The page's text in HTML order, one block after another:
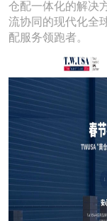
仓配一体化的解决
流协同的现代化全
配服务领跑者。